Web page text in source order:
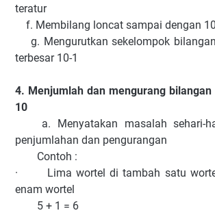
teratur
f. Membilang loncat sampai dengan 10
g. Mengurutkan sekelompok
terbesar 10-1
4. Menjumlah dan mengurang
10
a. Menyatakan masalah sehari-
penjumlahan dan pengurangan
Contoh :
· Lima wortel di tambah satu
enam wortel
5 + 1 = 6